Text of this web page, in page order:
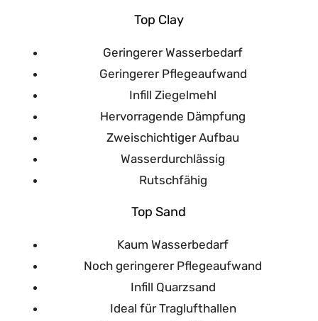
Top Clay
Geringerer Wasserbedarf
Geringerer Pflegeaufwand
Infill Ziegelmehl
Hervorragende Dämpfung
Zweischichtiger Aufbau
Wasserdurchlässig
Rutschfähig
Top Sand
Kaum Wasserbedarf
Noch geringerer Pflegeaufwand
Infill Quarzsand
Ideal für Traglufthallen